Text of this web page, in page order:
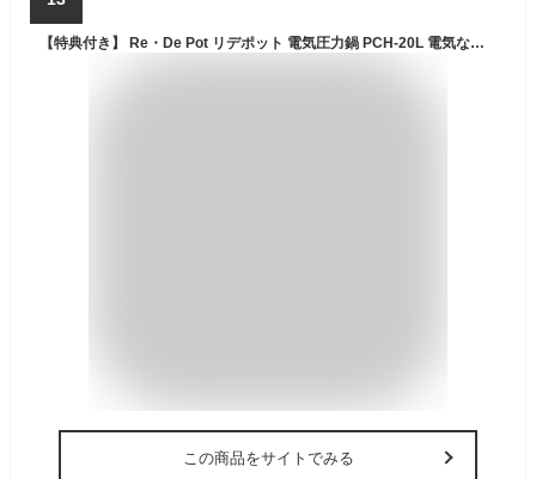
【特典付き】 Re・De Pot リデポット 電気圧力鍋 PCH-20L 電気なべ 炊飯器 4合 電気鍋 マルチクッカー クラッシー 簡単調理 家電
この商品をサイトでみる